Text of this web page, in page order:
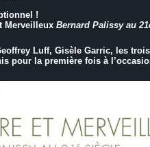
!
Merveilleux Bernard Palissy au 21
Luff, Gisèle Garric, les
pour la première fois à